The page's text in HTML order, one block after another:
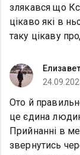
злякався що
цікаво які в
таку цікаву
Ото й
це єдина
Прийнанні в
звернутись